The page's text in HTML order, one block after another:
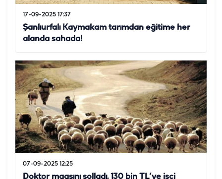
17-09-2025 17:37
Şanlıurfalı Kaymakam tarımdan eğitime her
alanda sahada!
07-09-2025 12:25
Doktor maaşını solladı, 130 bin TL’ye işçi